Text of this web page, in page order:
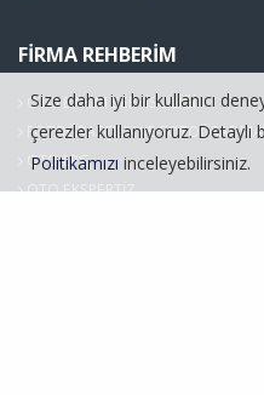
FIRMA REHBERIM
OTO BAKIM SERVİSCİLİĞİ
FOTOĞRAFÇILIK VE FOTOĞRAF
OTO LPG
OTO EKSPERTİZ
Size daha iyi bir kullanıcı
çerezler kullanıyoruz. Detaylı
Politikamızı inceleyebilirsiniz.